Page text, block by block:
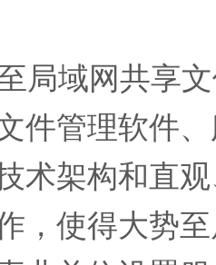
局域网共享
件管理软件
术架构和直
，使得大势